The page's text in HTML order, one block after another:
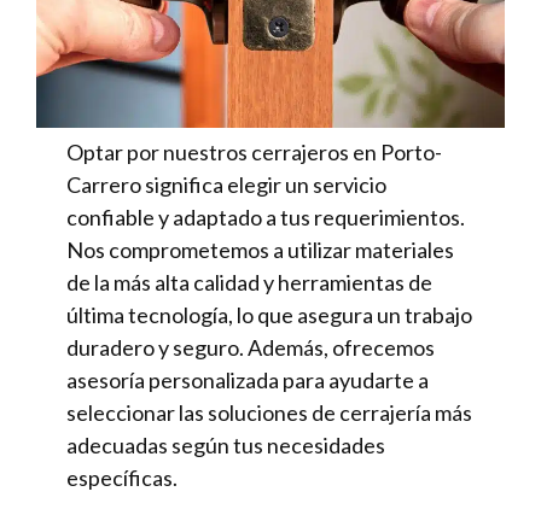
Optar por nuestros cerrajeros en Porto-
Carrero significa elegir un servicio
confiable y adaptado a tus requerimientos.
Nos comprometemos a utilizar materiales
de la más alta calidad y herramientas de
última tecnología, lo que asegura un trabajo
duradero y seguro. Además, ofrecemos
asesoría personalizada para ayudarte a
seleccionar las soluciones de cerrajería más
adecuadas según tus necesidades
específicas.